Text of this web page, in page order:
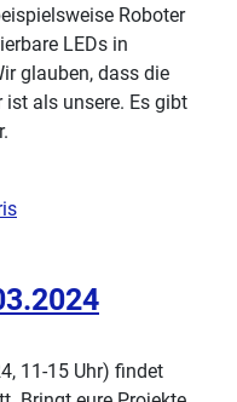
Roboter
LEDs in
glauben, dass die
als unsere. Es gibt
11-15 Uhr) findet